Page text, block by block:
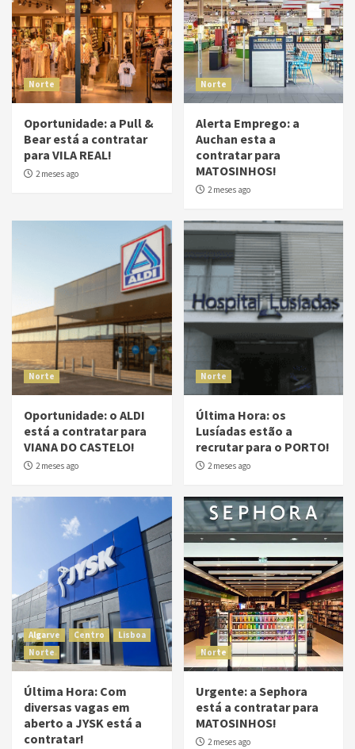
Norte
Oportunidade: a Pull &
Bear está a contratar
para VILA REAL!
2 meses ago
Norte
Alerta Emprego: a
Auchan esta a
contratar para
MATOSINHOS!
2 meses ago
Norte
Oportunidade: o ALDI
está a contratar para
VIANA DO CASTELO!
2 meses ago
Norte
Última Hora: os
Lusíadas estão a
recrutar para o PORTO!
2 meses ago
Algarve Centro
Lisboa
Norte
Última Hora: Com
diversas vagas em
aberto a JYSK está a
contratar!
Norte
Urgente: a Sephora
está a contratar para
MATOSINHOS!
2 meses ago